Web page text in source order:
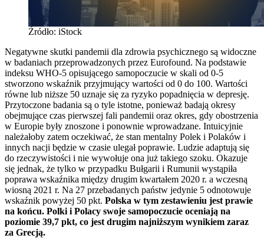
Źródło: iStock
Negatywne skutki pandemii dla zdrowia psychicznego są widoczne
w badaniach przeprowadzonych przez Eurofound. Na podstawie
indeksu WHO-5 opisującego samopoczucie w skali od 0-5
stworzono wskaźnik przyjmujący wartości od 0 do 100. Wartości
równe lub niższe 50 uznaje się za ryzyko popadnięcia w depresję.
Przytoczone badania są o tyle istotne, ponieważ badają okresy
obejmujące czas pierwszej fali pandemii oraz okres, gdy obostrzenia
w Europie były znoszone i ponownie wprowadzane. Intuicyjnie
należałoby zatem oczekiwać, że stan mentalny Polek i Polaków i
innych nacji będzie w czasie ulegał poprawie. Ludzie adaptują się
do rzeczywistości i nie wywołuje ona już takiego szoku. Okazuje
się jednak, że tylko w przypadku Bułgarii i Rumunii wystąpiła
poprawa wskaźnika między drugim kwartałem 2020 r. a wczesną
wiosną 2021 r. Na 27 przebadanych państw jedynie 5 odnotowuje
wskaźnik powyżej 50 pkt. Polska w tym zestawieniu jest prawie
na końcu. Polki i Polacy swoje samopoczucie oceniają na
poziomie 39,7 pkt, co jest drugim najniższym wynikiem zaraz
za Grecją.